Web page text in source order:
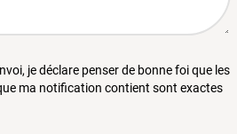
je déclare penser de bonne foi que les
ma notification contient sont exactes